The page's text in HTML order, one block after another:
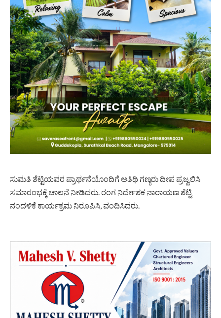
ಸುಮತಿ ಶೆಟ್ಟಿಯವರ ಪ್ರಾರ್ಥನೆಯೊಂದಿಗೆ ಅತಿಥಿ ಗಣ್ಯರು ದೀಪ ಪ್ರಜ್ವಲಿಸಿ
ಸಮಾರಂಭಕ್ಕೆ ಚಾಲನೆ ನೀಡಿದರು. ರಂಗ ನಿರ್ದೇಶಕ ನಾರಾಯಣ ಶೆಟ್ಟಿ
ನಂದಳಿಕೆ ಕಾರ್ಯಕ್ರಮ ನಿರೂಪಿಸಿ, ವಂದಿಸಿದರು.